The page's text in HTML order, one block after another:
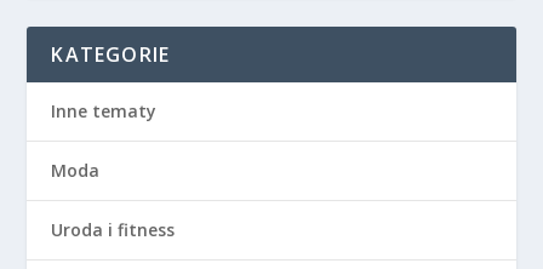
KATEGORIE
Inne tematy
Moda
Uroda i fitness